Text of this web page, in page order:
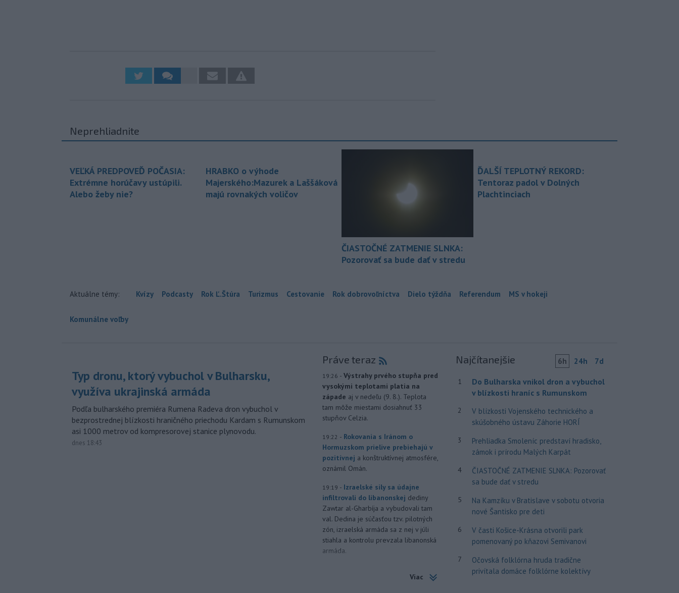
Neprehliadnite
VEĽKÁ PREDPOVEĎ POČASIA:
Extrémne horúčavy ustúpili.
Alebo žeby nie?
HRABKO o výhode
Majerského:Mazurek a Laššáková
majú rovnakých voličov
ČIASTOČNÉ ZATMENIE SLNKA:
Pozorovať sa bude dať v stredu
ĎALŠÍ TEPLOTNÝ REKORD:
Tentoraz padol v Dolných
Plachtinciach
Aktuálne témy: Kvízy Podcasty Rok Ľ.Štúra Turizmus Cestovanie Rok dobrovoľníctva Dielo týždňa Referendum MS v hokeji
Komunálne voľby
Typ dronu, ktorý vybuchol v Bulharsku,
využíva ukrajinská armáda
Podľa bulharského premiéra Rumena Radeva dron vybuchol v
bezprostrednej blízkosti hraničného priechodu Kardam s Rumunskom
asi 1000 metrov od kompresorovej stanice plynovodu.
dnes 18:43
Práve teraz
19:26 - Výstrahy prvého stupňa pred
vysokými teplotami platia na
západe aj v nedeľu (9. 8.). Teplota
tam môže miestami dosiahnuť 33
stupňov Celzia.
19:22 - Rokovania s Iránom o
Hormuzskom prielive prebiehajú v
pozitívnej a konštruktívnej atmosfére,
oznámil Omán.
19:19 - Izraelské sily sa údajne
infiltrovali do libanonskej dediny
Zawtar al-Gharbíja a vybudovali tam
val. Dedina je súčasťou tzv. pilotných
zón, izraelská armáda sa z nej v júli
stiahla a kontrolu prevzala libanonská
armáda.
Viac
Najčítanejšie 6h 24h 7d
1
Do Bulharska vnikol dron a vybuchol
v blízkosti hraníc s Rumunskom
2
V blízkosti Vojenského technického a
skúšobného ústavu Záhorie HORÍ
3
Prehliadka Smoleníc predstaví hradisko,
zámok i prírodu Malých Karpát
4
ČIASTOČNÉ ZATMENIE SLNKA: Pozorovať
sa bude dať v stredu
5
Na Kamzíku v Bratislave v sobotu otvoria
nové Šantisko pre deti
6
V časti Košice-Krásna otvorili park
pomenovaný po kňazovi Semivanovi
7
Očovská folklórna hruda tradične
privítala domáce folklórne kolektívy